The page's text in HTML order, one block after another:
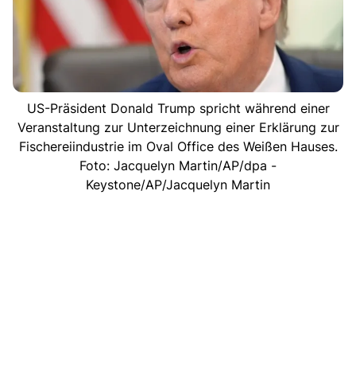
US-Präsident Donald Trump spricht während einer
Veranstaltung zur Unterzeichnung einer Erklärung zur
Fischereiindustrie im Oval Office des Weißen Hauses.
Foto: Jacquelyn Martin/AP/dpa -
Keystone/AP/Jacquelyn Martin